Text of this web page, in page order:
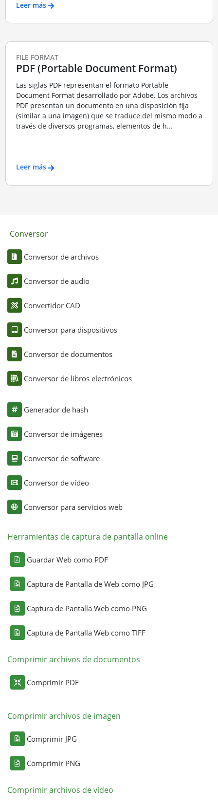
Leer más
FILE FORMAT
PDF (Portable Document Format)
Las siglas PDF representan el formato Portable
Document Format desarrollado por Adobe. Los archivos
PDF presentan un documento en una disposición fija
(similar a una imagen) que se traduce del mismo modo a
través de diversos programas, elementos de h...
Leer más
Conversor
Conversor de archivos
Conversor de audio
Convertidor CAD
Conversor para dispositivos
Conversor de documentos
Conversor de libros electrónicos
Generador de hash
Conversor de imágenes
Conversor de software
Conversor de vídeo
Conversor para servicios web
Herramientas de captura de pantalla online
Guardar Web como PDF
Captura de Pantalla de Web como JPG
Captura de Pantalla Web como PNG
Captura de Pantalla Web como TIFF
Comprimir archivos de documentos
Comprimir PDF
Comprimir archivos de imagen
Comprimir JPG
Comprimir PNG
Comprimir archivos de video